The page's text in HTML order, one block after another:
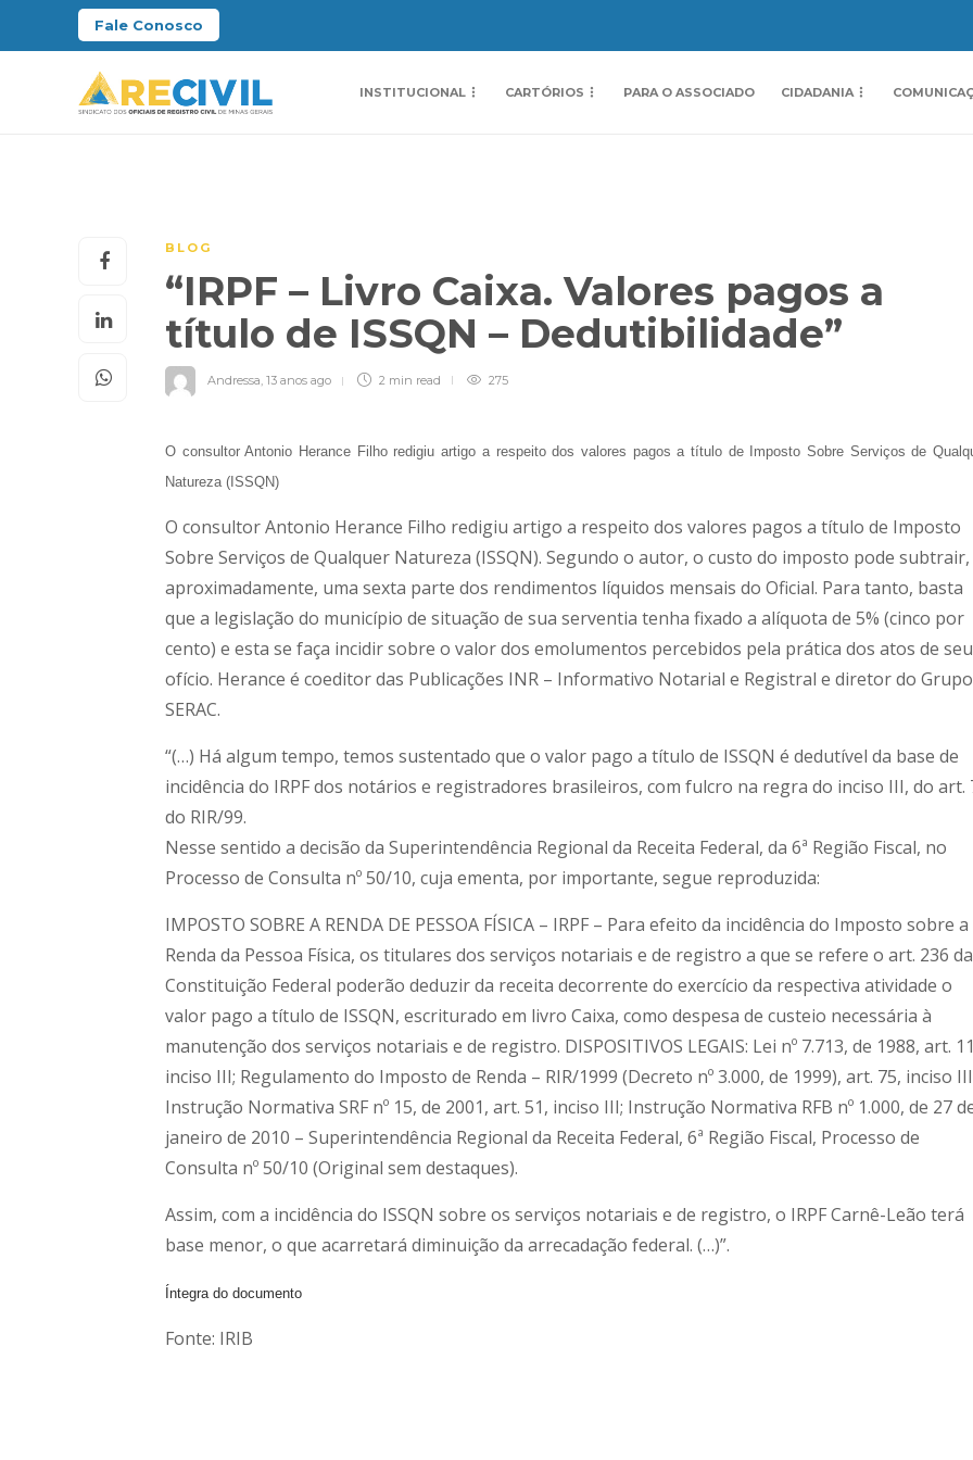
Fale Conosco
INSTITUCIONAL CARTÓRIOS PARA O ASSOCIADO CIDADANIA
BLOG
“IRPF – Livro Caixa. Valores pagos a
título de ISSQN – Dedutibilidade”
Andressa, 13 anos ago 2 min read 275
O consultor Antonio Herance Filho redigiu artigo a respeito dos valores pagos a título de Imposto Sobre Serviços de
Natureza (ISSQN)
O consultor Antonio Herance Filho redigiu artigo a respeito dos valores pagos a título de Imposto
Sobre Serviços de Qualquer Natureza (ISSQN). Segundo o autor, o custo do imposto pode subtrair,
aproximadamente, uma sexta parte dos rendimentos líquidos mensais do Oficial. Para tanto, basta
que a legislação do município de situação de sua serventia tenha fixado a alíquota de 5% (cinco por
cento) e esta se faça incidir sobre o valor dos emolumentos percebidos pela prática dos atos de seu
ofício. Herance é coeditor das Publicações INR – Informativo Notarial e Registral e diretor do Grupo
SERAC.
“(…) Há algum tempo, temos sustentado que o valor pago a título de ISSQN é dedutível da base de
incidência do IRPF dos notários e registradores brasileiros, com fulcro na regra do inciso III, do art.
do RIR/99.
Nesse sentido a decisão da Superintendência Regional da Receita Federal, da 6ª Região Fiscal, no
Processo de Consulta nº 50/10, cuja ementa, por importante, segue reproduzida:
IMPOSTO SOBRE A RENDA DE PESSOA FÍSICA – IRPF – Para efeito da incidência do Imposto sobre a
Renda da Pessoa Física, os titulares dos serviços notariais e de registro a que se refere o art. 236 da
Constituição Federal poderão deduzir da receita decorrente do exercício da respectiva atividade o
valor pago a título de ISSQN, escriturado em livro Caixa, como despesa de custeio necessária à
manutenção dos serviços notariais e de registro. DISPOSITIVOS LEGAIS: Lei nº 7.713, de 1988, art.
inciso III; Regulamento do Imposto de Renda – RIR/1999 (Decreto nº 3.000, de 1999), art. 75, inciso
Instrução Normativa SRF nº 15, de 2001, art. 51, inciso III; Instrução Normativa RFB nº 1.000, de 27
janeiro de 2010 – Superintendência Regional da Receita Federal, 6ª Região Fiscal, Processo de
Consulta nº 50/10 (Original sem destaques).
Assim, com a incidência do ISSQN sobre os serviços notariais e de registro, o IRPF Carnê-Leão terá
base menor, o que acarretará diminuição da arrecadação federal. (…)”.
Íntegra do documento
Fonte: IRIB